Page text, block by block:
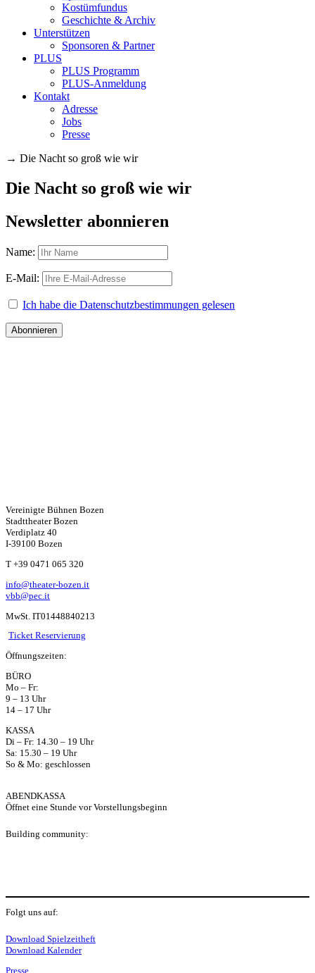
Kostümfundus
Geschichte & Archiv
Unterstützen
Sponsoren & Partner
PLUS
PLUS Programm
PLUS-Anmeldung
Kontakt
Adresse
Jobs
Presse
→ Die Nacht so groß wie wir
Die Nacht so groß wie wir
Newsletter abonnieren
Name:
E-Mail:
Ich habe die Datenschutzbestimmungen gelesen
Vereinigte Bühnen Bozen
Stadttheater Bozen
Verdiplatz 40
I-39100 Bozen
T +39 0471 065 320
info@theater-bozen.it
vbb@pec.it
MwSt. IT01448840213
W
ha
ts
ap
p
Ticket Reservierung
Öffnungszeiten:
BÜRO
Mo – Fr:
9 – 13 Uhr
14 – 17 Uhr
KASSA
Di – Fr: 14.30 – 19 Uhr
Sa: 15.30 – 19 Uhr
So & Mo: geschlossen
ABENDKASSA
Öffnet eine Stunde vor Vorstellungsbeginn
Building community:
P
Folgt uns auf:
Y
Download Spielzeitheft
Download Kalender
Presse